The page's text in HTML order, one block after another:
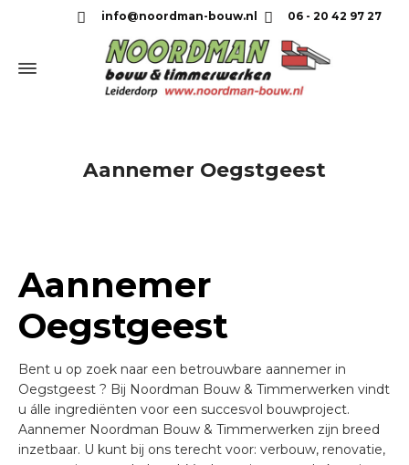
info@noordman-bouw.nl 06 - 20 42 97 27
Aannemer Oegstgeest
Aannemer
Oegstgeest
Bent u op zoek naar een betrouwbare aannemer in
Oegstgeest ? Bij Noordman Bouw & Timmerwerken vindt
u álle ingrediënten voor een succesvol bouwproject.
Aannemer Noordman Bouw & Timmerwerken zijn breed
inzetbaar. U kunt bij ons terecht voor: verbouw, renovatie,